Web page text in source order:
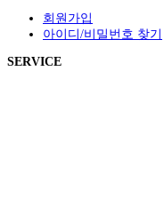
회원가입
아이디/비밀번호 찾기
SERVICE